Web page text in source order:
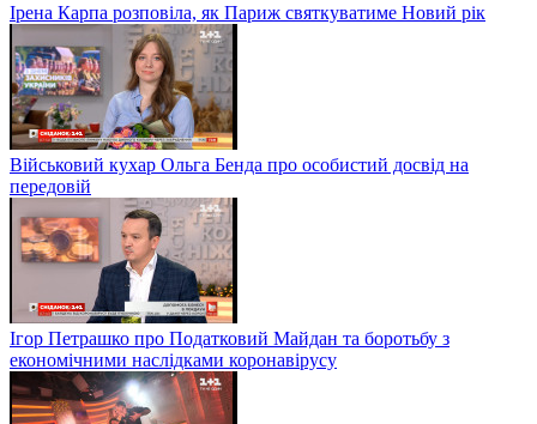
Ірена Карпа розповіла, як Париж святкуватиме Новий рік
Військовий кухар Ольга Бенда про особистий досвід на
передовій
Ігор Петрашко про Податковий Майдан та боротьбу з
економічними наслідками коронавірусу